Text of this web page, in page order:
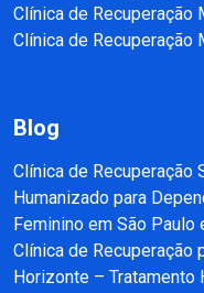
Clínica de Recuperação
Clínica de Recuperação
Blog
Clínica de Recuperação
Humanizado para
Feminino em São Paulo
Clínica de Recuperação
Horizonte – Tratamento